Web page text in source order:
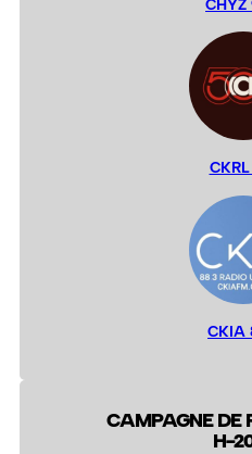
CHYZ
CKRL
CKIA
CAMPAGNE DE
H-